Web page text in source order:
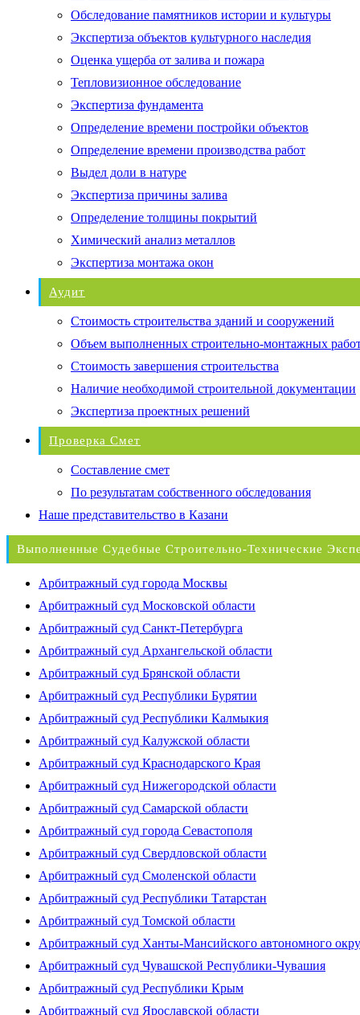
Обследование памятников истории и культуры
Экспертиза объектов культурного наследия
Оценка ущерба от залива и пожара
Тепловизионное обследование
Экспертиза фундамента
Определение времени постройки объектов
Определение времени производства работ
Выдел доли в натуре
Экспертиза причины залива
Определение толщины покрытий
Химический анализ металлов
Экспертиза монтажа окон
Аудит
Стоимость строительства зданий и сооружений
Объем выполненных строительно-монтажных
Стоимость завершения строительства
Наличие необходимой строительной документации
Экспертиза проектных решений
Проверка Смет
Составление смет
По результатам собственного обследования
Наше представительство в Казани
Выполненные Судебные Строительно-Технические
Арбитражный суд города Москвы
Арбитражный суд Московской области
Арбитражный суд Санкт-Петербурга
Арбитражный суд Архангельской области
Арбитражный суд Брянской области
Арбитражный суд Республики Бурятии
Арбитражный суд Республики Калмыкия
Арбитражный суд Калужской области
Арбитражный суд Краснодарского Края
Арбитражный суд Нижегородской области
Арбитражный суд Самарской области
Арбитражный суд города Севастополя
Арбитражный суд Свердловской области
Арбитражный суд Смоленской области
Арбитражный суд Республики Татарстан
Арбитражный суд Томской области
Арбитражный суд Ханты-Мансийского автономного
Арбитражный суд Чувашской Республики-Чувашия
Арбитражный суд Республики Крым
Арбитражный суд Ярославской области